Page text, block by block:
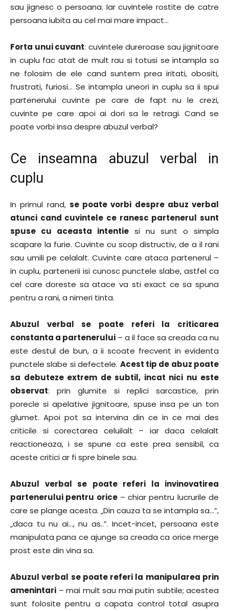
sau jignesc o persoana. Iar cuvintele rostite de catre
persoana iubita au cel mai mare impact…
Forta unui cuvant: cuvintele dureroase sau jignitoare
in cuplu fac atat de mult rau si totusi se intampla sa
ne folosim de ele cand suntem prea iritati, obositi,
frustrati, furiosi… Se intampla uneori in cuplu sa ii spui
partenerului cuvinte pe care de fapt nu le crezi,
cuvinte pe care apoi ai dori sa le retragi. Cand se
poate vorbi insa despre abuzul verbal?
Ce inseamna abuzul verbal in
cuplu
In primul rand, se poate vorbi despre abuz verbal
atunci cand cuvintele ce ranesc partenerul sunt
spuse cu aceasta intentie si nu sunt o simpla
scapare la furie. Cuvinte cu scop distructiv, de a il rani
sau umili pe celalalt. Cuvinte care ataca partenerul –
in cuplu, partenerii isi cunosc punctele slabe, astfel ca
cel care doreste sa atace va sti exact ce sa spuna
pentru a rani, a nimeri tinta.
Abuzul verbal se poate referi la criticarea
constanta a partenerului – a il face sa creada ca nu
este destul de bun, a ii scoate frecvent in evidenta
punctele slabe si defectele. Acest tip de abuz poate
sa debuteze extrem de subtil, incat nici nu este
observat: prin glumite si replici sarcastice, prin
porecle si apelative jignitoare, spuse insa pe un ton
glumet. Apoi pot sa intervina din ce in ce mai des
criticile si corectarea celuilalt – iar daca celalalt
reactioneaza, i se spune ca este prea sensibil, ca
aceste critici ar fi spre binele sau.
Abuzul verbal se poate referi la invinovatirea
partenerului pentru orice– chiar pentru lucrurile de
care se plange acesta. „Din cauza ta se intampla sa…”,
„daca tu nu ai…, nu as..”. Incet-incet, persoana este
manipulata pana ce ajunge sa creada ca orice merge
prost este din vina sa.
Abuzul verbal se poate referi la manipularea prin
amenintari – mai mult sau mai putin subtile; acestea
sunt folosite pentru a capata control total asupra